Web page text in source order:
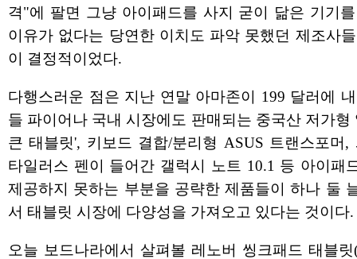
격"에 팔면 그냥 아이패드를 사지 굳이 닮은 기기
이유가 없다는 당연한 이치도 파악 못했던 제조사
이 결정적이었다.
다행스러운 점은 지난 연말 아마존이 199 달러에
들 파이어나 국내 시장에도 판매되는 중국산 저가형
큰 태블릿', 키보드 결합/분리형 ASUS 트랜스포머,
타일러스 펜이 들어간 갤럭시 노트 10.1 등 아이패
제공하지 못하는 부분을 공략한 제품들이 하나 둘
서 태블릿 시장에 다양성을 가져오고 있다는 것이다.
오늘 보드나라에서 살펴볼 레노버 씽크패드 태블릿